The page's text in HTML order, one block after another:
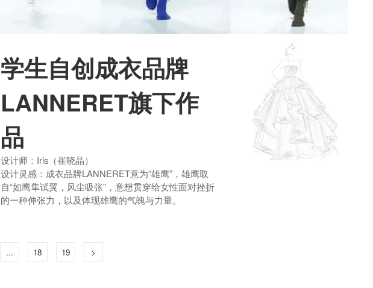
学生自创成衣品牌
LANNERET旗下作
品
设计师：Iris（崔晓晶）
设计灵感：成衣品牌LANNERET意为“雄鹰”，雄鹰取
自“如鹰隼试翼，风尘吸张”，意想贯穿给女性面对挫折
的一种伸张力，以及体现雄鹰的气魄与力量。
... 18 19 >